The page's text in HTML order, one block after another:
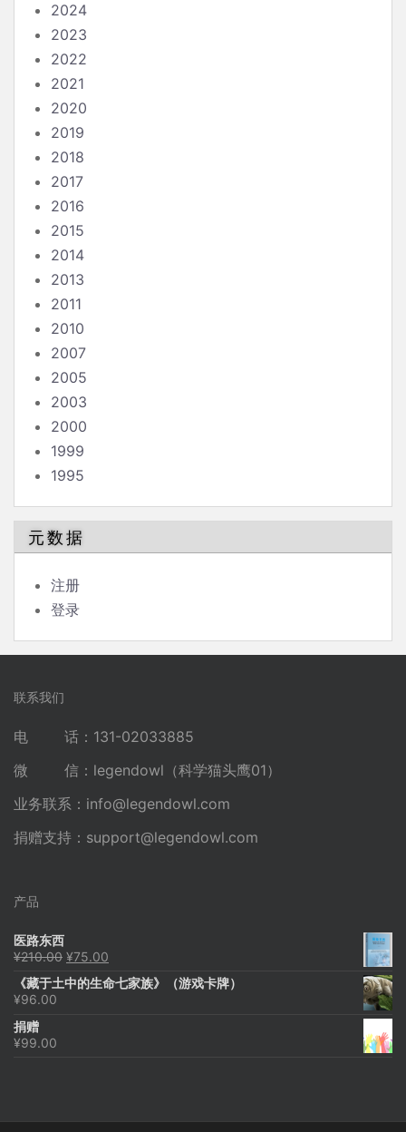
2024
2023
2022
2021
2020
2019
2018
2017
2016
2015
2014
2013
2011
2010
2007
2005
2003
2000
1999
1995
元数据
注册
登录
联系我们
电 话：131-02033885
微 信：legendowl（科学猫头鹰01）
业务联系： info@legendowl.com
捐赠支持： support@legendowl.com
产品
医路东西
¥210.00 原
为：
¥75.00
价
《藏于土中的生命七家族》（游戏卡牌）
¥96.00
捐赠
¥99.00